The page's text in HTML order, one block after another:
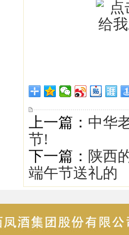
上一篇： 中华
节!
下一篇： 陕西
端午节送礼的